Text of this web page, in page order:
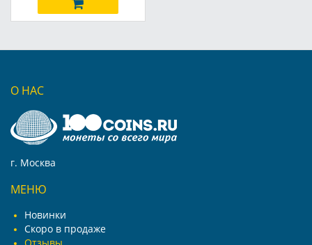
О НАС
г. Москва
МЕНЮ
Новинки
Скоро в продаже